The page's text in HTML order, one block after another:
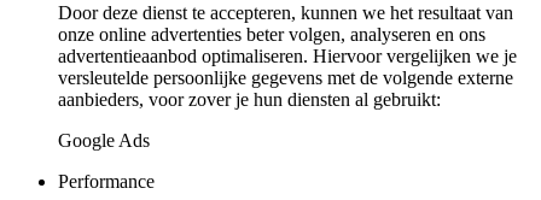
Door deze dienst te accepteren, kunnen we het resultaat van
onze online advertenties beter volgen, analyseren en ons
advertentieaanbod optimaliseren. Hiervoor vergelijken we je
versleutelde persoonlijke gegevens met de volgende externe
aanbieders, voor zover je hun diensten al gebruikt:
Google Ads
Performance